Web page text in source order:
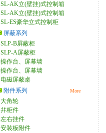
SL-AK立(壁挂)式控制箱
SL-AK立(壁挂)式控制箱
SL-ES豪华立式控制柜
屏蔽系列
SLP-B屏蔽柜
SLP-A屏蔽柜
操作台、屏幕墙
操作台、屏幕墙
电磁屏蔽桌
附件系列
More
大角轮
幷柜件
左右挂件
安装板附件